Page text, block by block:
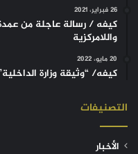
26 فبراير، 2021
كيفه / رسالة عاجلة من عمدة
واللامركزية
20 مايو، 2022
كيفه/ “وثيقة وزارة
التصنيفات
الأخبار